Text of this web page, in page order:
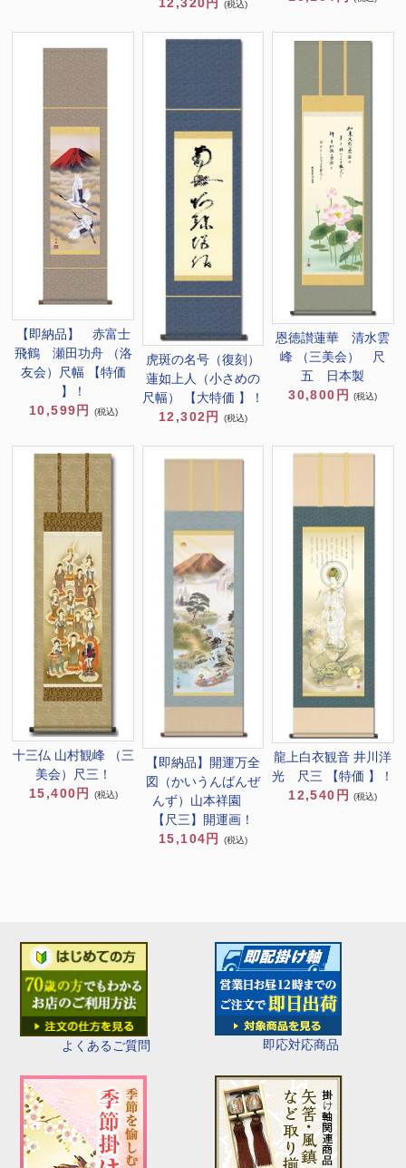
よくあるご質問 即応対応商品
(税込)
【即納品】 赤富士
飛鶴 瀬田功舟 （洛
友会）尺幅 【特価
】！
10,599円
(税込)
虎斑の名号（復刻）
蓮如上人（小さめの
尺幅） 【大特価 】！
12,302円
(税込)
恩徳讃蓮華 清水雲
峰 （三美会） 尺
五 日本製
30,800円 (税込)
十三仏 山村観峰 （三
美会）尺三！
15,400円
(税込)
【即納品】開運万全
図（かいうんばんぜ
んず）山本祥園
【尺三】開運画！
15,104円
(税込)
龍上白衣観音 井川洋
光 尺三 【特価 】！
12,540円
(税込)